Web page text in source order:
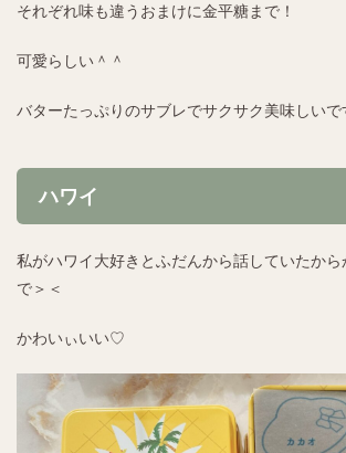
それぞれ味も違うおまけに金平糖まで！
可愛らしい＾＾
バターたっぷりのサブレでサクサク美味しい
ハワイ
私がハワイ大好きとふだんから話していたから
で＞＜
かわいぃいい♡